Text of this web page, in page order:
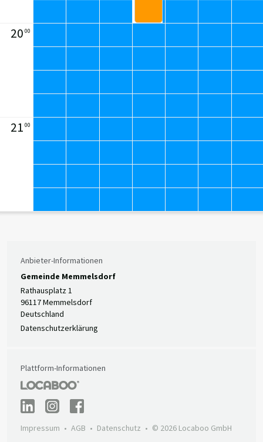
20 00
21 00
Anbieter-Informationen
Gemeinde Memmelsdorf
Rathausplatz 1
96117 Memmelsdorf
Deutschland
Datenschutzerklärung
Plattform-Informationen
Impressum AGB Datenschutz © 2026 Locaboo GmbH